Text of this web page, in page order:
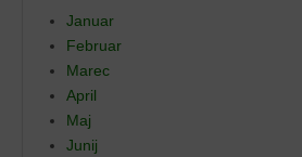
Januar
Februar
Marec
April
Maj
Junij